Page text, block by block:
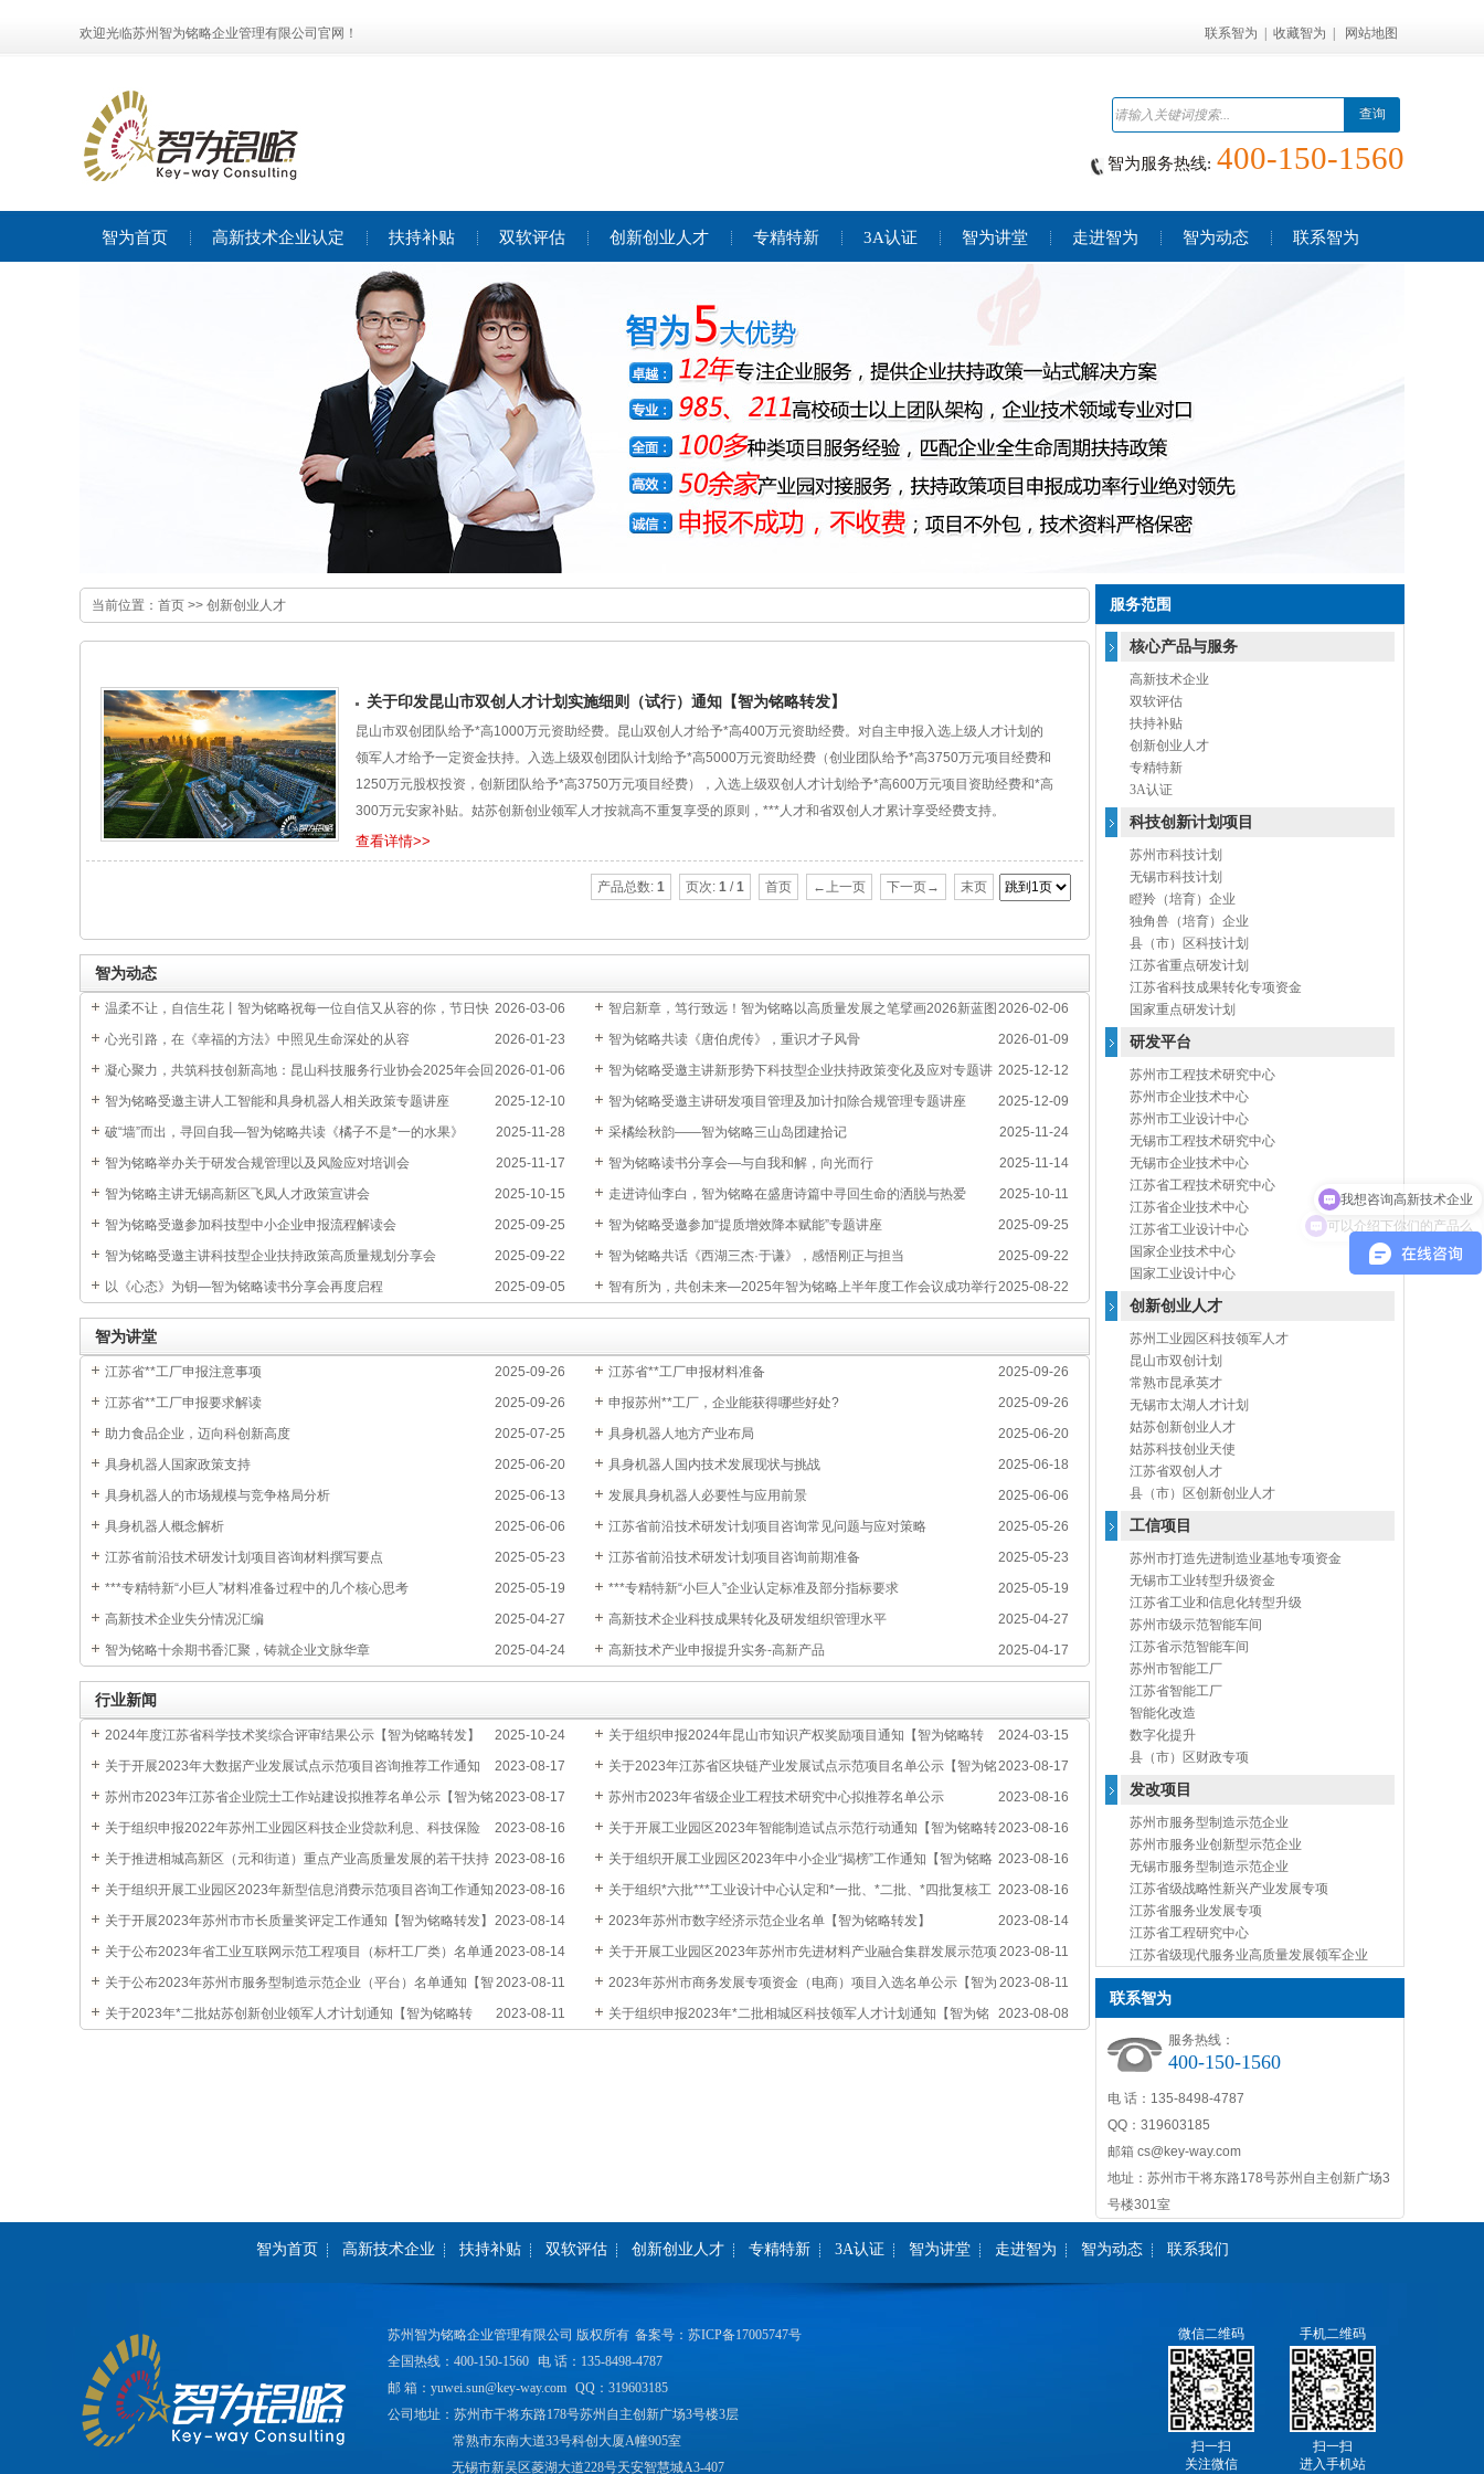
联系智为 收藏智为 网站地图
欢迎光临苏州智为铭略企业管理有限公司官网！
查询
智为服务热线: 400-150-1560
智为首页 高新技术企业认定 扶持补贴 双软评估 创新创业人才 专精特新 3A认证 智为讲堂 走进智为 智为动态 联系智为
当前位置： 首页 >> 创新创业人才
关于印发昆山市双创人才计划实施细则（试行）通知【智为铭略转发】
昆山市双创团队给予*高1000万元资助经费。昆山双创人才给予*高400万元资助经费。对自主申报入选上级人才计划的
领军人才给予一定资金扶持。入选上级双创团队计划给予*高5000万元资助经费（创业团队给予*高3750万元项目经费和
1250万元股权投资，创新团队给予*高3750万元项目经费），入选上级双创人才计划给予*高600万元项目资助经费和*高
300万元安家补贴。姑苏创新创业领军人才按就高不重复享受的原则，***人才和省双创人才累计享受经费支持。
查看详情>>
产品总数: 1 页次: 1 /1 首页 ←上一页 下一页→ 末页
智为动态
2026-03-06
温柔不让，自信生花丨智为铭略祝每一位自信又从容的你，节日快
乐
2026-02-06
智启新章，笃行致远！智为铭略以高质量发展之笔擘画2026新蓝图
2026-01-23
心光引路，在《幸福的方法》中照见生命深处的从容 2026-01-09
智为铭略共读《唐伯虎传》，重识才子风骨
2026-01-06
凝心聚力，共筑科技创新高地：昆山科技服务行业协会2025年会回
顾与展望
2025-12-12
智为铭略受邀主讲新形势下科技型企业扶持政策变化及应对专题讲
座
2025-12-10
智为铭略受邀主讲人工智能和具身机器人相关政策专题讲座 2025-12-09
智为铭略受邀主讲研发项目管理及加计扣除合规管理专题讲座
2025-11-28
破“墙”而出，寻回自我—智为铭略共读《橘子不是*一的水果》 2025-11-24
采橘绘秋韵——智为铭略三山岛团建拾记
2025-11-17
智为铭略举办关于研发合规管理以及风险应对培训会 2025-11-14
智为铭略读书分享会—与自我和解，向光而行
2025-10-15
智为铭略主讲无锡高新区飞凤人才政策宣讲会 2025-10-11
走进诗仙李白，智为铭略在盛唐诗篇中寻回生命的洒脱与热爱
2025-09-25
智为铭略受邀参加科技型中小企业申报流程解读会 2025-09-25
智为铭略受邀参加“提质增效降本赋能”专题讲座
2025-09-22
智为铭略受邀主讲科技型企业扶持政策高质量规划分享会 2025-09-22
智为铭略共话《西湖三杰·于谦》，感悟刚正与担当
2025-09-05
以《心态》为钥—智为铭略读书分享会再度启程 2025-08-22
智有所为，共创未来—2025年智为铭略上半年度工作会议成功举行
智为讲堂
2025-09-26
江苏省**工厂申报注意事项 2025-09-26
江苏省**工厂申报材料准备
2025-09-26
江苏省**工厂申报要求解读 2025-09-26
申报苏州**工厂，企业能获得哪些好处?
2025-07-25
助力食品企业，迈向科创新高度 2025-06-20
具身机器人地方产业布局
2025-06-20
具身机器人国家政策支持 2025-06-18
具身机器人国内技术发展现状与挑战
2025-06-13
具身机器人的市场规模与竞争格局分析 2025-06-06
发展具身机器人必要性与应用前景
2025-06-06
具身机器人概念解析 2025-05-26
江苏省前沿技术研发计划项目咨询常见问题与应对策略
2025-05-23
江苏省前沿技术研发计划项目咨询材料撰写要点 2025-05-23
江苏省前沿技术研发计划项目咨询前期准备
2025-05-19
***专精特新“小巨人”材料准备过程中的几个核心思考 2025-05-19
***专精特新“小巨人”企业认定标准及部分指标要求
2025-04-27
高新技术企业失分情况汇编 2025-04-27
高新技术企业科技成果转化及研发组织管理水平
2025-04-24
智为铭略十余期书香汇聚，铸就企业文脉华章 2025-04-17
高新技术产业申报提升实务-高新产品
行业新闻
2025-10-24
2024年度江苏省科学技术奖综合评审结果公示【智为铭略转发】 2024-03-15
关于组织申报2024年昆山市知识产权奖励项目通知【智为铭略转
发】
2023-08-17
关于开展2023年大数据产业发展试点示范项目咨询推荐工作通知
【智为铭略转发】
2023-08-17
关于2023年江苏省区块链产业发展试点示范项目名单公示【智为铭
略转发】
2023-08-17
苏州市2023年江苏省企业院士工作站建设拟推荐名单公示【智为铭
略转发】
2023-08-16
苏州市2023年省级企业工程技术研究中心拟推荐名单公示
2023-08-16
关于组织申报2022年苏州工业园区科技企业贷款利息、科技保险
费、融资担保费和融资租赁费补贴通知
2023-08-16
关于开展工业园区2023年智能制造试点示范行动通知【智为铭略转
发】
2023-08-16
关于推进相城高新区（元和街道）重点产业高质量发展的若干扶持
政策
2023-08-16
关于组织开展工业园区2023年中小企业“揭榜”工作通知【智为铭略
转发】
2023-08-16
关于组织开展工业园区2023年新型信息消费示范项目咨询工作通知
【智为铭略转发】
2023-08-16
关于组织*六批***工业设计中心认定和*一批、*二批、*四批复核工
作通知【智为铭略转发】
2023-08-14
关于开展2023年苏州市市长质量奖评定工作通知【智为铭略转发】 2023-08-14
2023年苏州市数字经济示范企业名单【智为铭略转发】
2023-08-14
关于公布2023年省工业互联网示范工程项目（标杆工厂类）名单通
知【智为铭略转发】
2023-08-11
关于开展工业园区2023年苏州市先进材料产业融合集群发展示范项
目咨询通知【智为铭略转发】
2023-08-11
关于公布2023年苏州市服务型制造示范企业（平台）名单通知【智
为铭略转发】
2023-08-11
2023年苏州市商务发展专项资金（电商）项目入选名单公示【智为
铭略转发】
2023-08-11
关于2023年*二批姑苏创新创业领军人才计划通知【智为铭略转
2023-08-08
关于组织申报2023年*二批相城区科技领军人才计划通知【智为铭
服务范围
核心产品与服务
高新技术企业
双软评估
扶持补贴
创新创业人才
专精特新
3A认证
科技创新计划项目
苏州市科技计划
无锡市科技计划
瞪羚（培育）企业
独角兽（培育）企业
县（市）区科技计划
江苏省重点研发计划
江苏省科技成果转化专项资金
国家重点研发计划
研发平台
苏州市工程技术研究中心
苏州市企业技术中心
苏州市工业设计中心
无锡市工程技术研究中心
无锡市企业技术中心
江苏省工程技术研究中心
江苏省企业技术中心
江苏省工业设计中心
国家企业技术中心
国家工业设计中心
创新创业人才
苏州工业园区科技领军人才
昆山市双创计划
常熟市昆承英才
无锡市太湖人才计划
姑苏创新创业人才
姑苏科技创业天使
江苏省双创人才
县（市）区创新创业人才
工信项目
苏州市打造先进制造业基地专项资金
无锡市工业转型升级资金
江苏省工业和信息化转型升级
苏州市级示范智能车间
江苏省示范智能车间
苏州市智能工厂
江苏省智能工厂
智能化改造
数字化提升
县（市）区财政专项
发改项目
苏州市服务型制造示范企业
苏州市服务业创新型示范企业
无锡市服务型制造示范企业
江苏省级战略性新兴产业发展专项
江苏省服务业发展专项
江苏省工程研究中心
江苏省级现代服务业高质量发展领军企业
联系智为
服务热线：
400-150-1560
电 话：135-8498-4787
QQ：319603185
邮箱 cs@key-way.com
地址：苏州市干将东路178号苏州自主创新广场3
号楼301室
智为首页 高新技术企业 扶持补贴 双软评估 创新创业人才 专精特新 3A认证 智为讲堂 走进智为 智为动态 联系我们
苏州智为铭略企业管理有限公司 版权所有 备案号： 苏ICP备17005747号
全国热线：400-150-1560 电 话：135-8498-4787
邮 箱：yuwei.sun@key-way.com QQ：319603185
公司地址：苏州市干将东路178号苏州自主创新广场3号楼3层
常熟市东南大道33号科创大厦A幢905室
无锡市新吴区菱湖大道228号天安智慧城A3-407
微信二维码
扫一扫
关注微信
手机二维码
扫一扫
进入手机站
可以介绍下你们的产品么